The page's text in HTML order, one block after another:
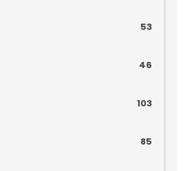
53
46
103
85